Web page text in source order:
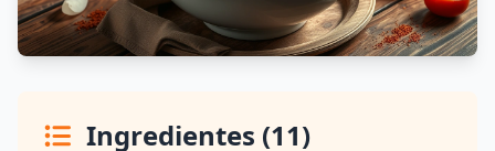
Ingredientes (11)